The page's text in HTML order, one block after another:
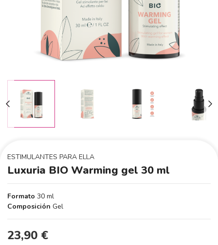
ESTIMULANTES PARA ELLA
Luxuria BIO Warming gel 30 ml
Formato 30 ml
Composición Gel
23,90 €